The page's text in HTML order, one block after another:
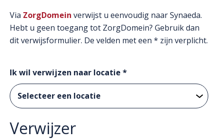
Via ZorgDomein verwijst u eenvoudig naar Synaeda.
Hebt u geen toegang tot ZorgDomein? Gebruik dan
dit verwijsformulier. De velden met een * zijn verplicht.
Ik wil verwijzen naar locatie *
Verwijzer